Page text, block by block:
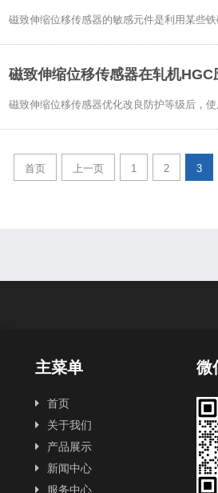
磁致伸缩位移传感器的敏感元件是利用某些
磁致伸缩位移传感器在轧机HGC
磁致伸缩位移传感器优化改良防护等级后，使
首页 上一页 1 2 3
主菜单
首页
关于我们
产品展示
新闻中心
服务中心
微